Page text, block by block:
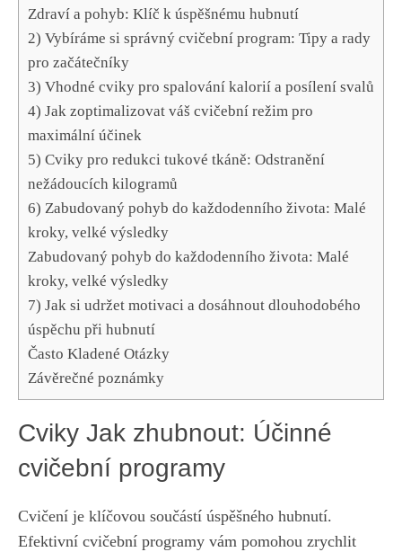
Zdraví a pohyb: Klíč ⁢k úspěšnému hubnutí
2) Vybíráme⁤ si správný cvičební program: Tipy a rady
‌pro začátečníky
3)⁣ Vhodné cviky pro spalování kalorií a ⁣posílení svalů
4)⁣ Jak zoptimalizovat váš ​cvičební režim ⁤pro
maximální účinek
5) Cviky ⁢pro ‌redukci tukové ‌tkáně: Odstranění
nežádoucích kilogramů
6) ⁣Zabudovaný pohyb do každodenního ⁤života: ‍Malé
kroky, velké výsledky
Zabudovaný pohyb do každodenního života: Malé
kroky, velké výsledky
7) Jak ⁢si udržet motivaci a dosáhnout ⁤dlouhodobého
úspěchu ⁣při hubnutí
Často Kladené Otázky
Závěrečné‌ poznámky
Cviky Jak zhubnout: Účinné⁢
cvičební programy
Cvičení je klíčovou součástí úspěšného hubnutí.
⁤Efektivní⁣ cvičební​ programy vám pomohou zrychlit